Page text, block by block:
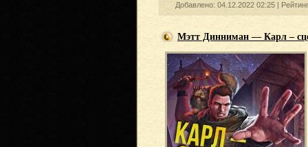
Добавлено: 04.12.2022 02:25 |
Мэтт Динниман — Карл –